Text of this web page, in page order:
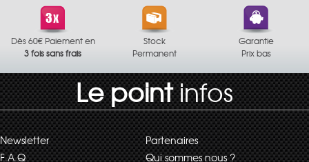
Dès 60€ Paiement en
3 fois sans frais
Stock
Permanent
Garantie
Prix bas
Le pointinfos
Newsletter
Partenaires
F.A.Q
Qui sommes nous ?